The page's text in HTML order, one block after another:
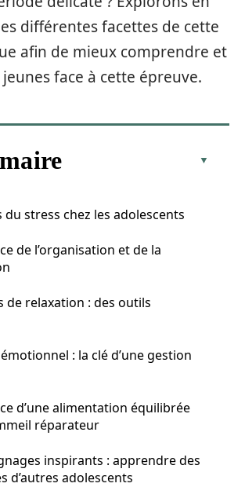
différentes facettes de cette
afin de mieux comprendre et
face à cette épreuve.
du stress chez les adolescents
de l’organisation et de la
de relaxation : des outils
: la clé d’une gestion
d’une alimentation équilibrée
réparateur
inspirants : apprendre des
d’autres adolescents